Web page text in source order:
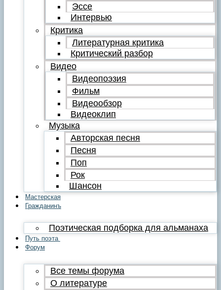
Эссе
Интервью
Критика
Литературная критика
Критический разбор
Видео
Видеопоэзия
Фильм
Видеообзор
Видеоклип
Музыка
Авторская песня
Песня
Поп
Рок
Шансон
Мастерская
Гражданинъ
Поэтическая подборка для альманаха
Путь поэта
Форум
Все темы форума
О литературе